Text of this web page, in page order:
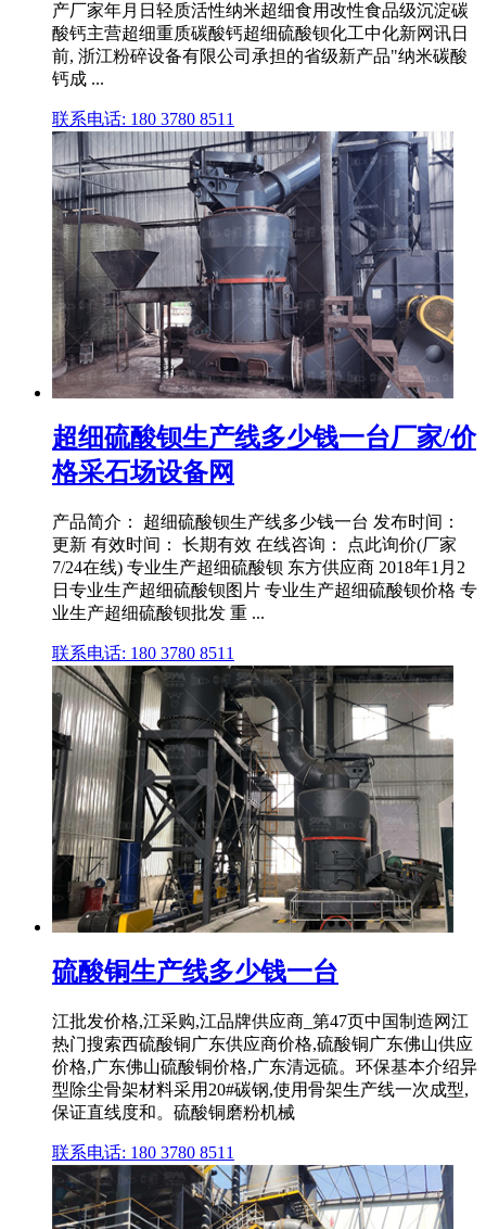
产厂家年月日轻质活性纳米超细食用改性食品级沉淀碳
酸钙主营超细重质碳酸钙超细硫酸钡化工中化新网讯日
前, 浙江粉碎设备有限公司承担的省级新产品"纳米碳酸
钙成 ...
联系电话: 180 3780 8511
超细硫酸钡生产线多少钱一台厂家/价
格采石场设备网
产品简介： 超细硫酸钡生产线多少钱一台 发布时间：
更新 有效时间： 长期有效 在线咨询： 点此询价(厂家
7/24在线) 专业生产超细硫酸钡 东方供应商 2018年1月2
日专业生产超细硫酸钡图片 专业生产超细硫酸钡价格 专
业生产超细硫酸钡批发 重 ...
联系电话: 180 3780 8511
硫酸铜生产线多少钱一台
江批发价格,江采购,江品牌供应商_第47页中国制造网江
热门搜索西硫酸铜广东供应商价格,硫酸铜广东佛山供应
价格,广东佛山硫酸铜价格,广东清远硫。环保基本介绍异
型除尘骨架材料采用20#碳钢,使用骨架生产线一次成型,
保证直线度和。硫酸铜磨粉机械
联系电话: 180 3780 8511